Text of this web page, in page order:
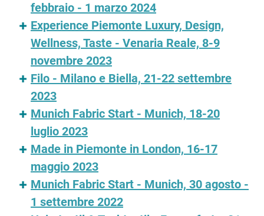
febbraio - 1 marzo 2024
Experience Piemonte Luxury, Design,
Wellness, Taste - Venaria Reale, 8-9
novembre 2023
Filo - Milano e Biella, 21-22 settembre
2023
Munich Fabric Start - Munich, 18-20
luglio 2023
Made in Piemonte in London, 16-17
maggio 2023
Munich Fabric Start - Munich, 30 agosto -
1 settembre 2022